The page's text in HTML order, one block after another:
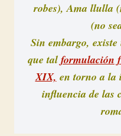
robes), Ama llulla
(no
Sin embargo,
que tal formulación
XIX, en torno a la
influencia de las